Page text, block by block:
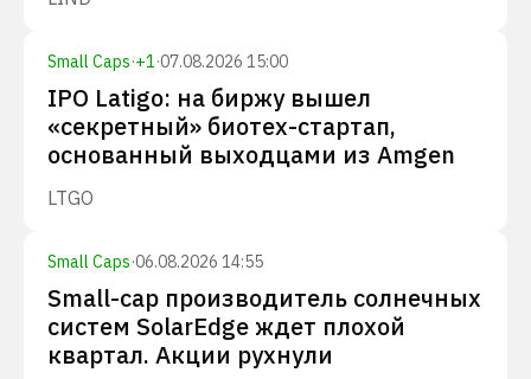
Small Caps·+1·07.08.2026 15:00
IPO Latigo: на биржу вышел
«секретный» биотех-стартап,
основанный выходцами из Amgen
LTGO
Small Caps·06.08.2026 14:55
Small-cap производитель солнечных
систем SolarEdge ждет плохой
квартал. Акции рухнули